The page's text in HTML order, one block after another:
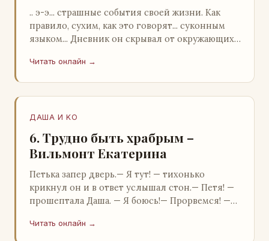
.. э-э... страшные события своей жизни. Как
правило, сухим, как это говорят... суконным
языком... Дневник он скрывал от окружающих.
Читать онлайн →
ДАША И KO
6. Трудно быть храбрым –
Вильмонт Екатерина
Петька запер дверь.— Я тут! — тихонько
крикнул он и в ответ услышал стон.— Петя! —
прошептала Даша. — Я боюсь!— Прорвемся! —
…
Читать онлайн →